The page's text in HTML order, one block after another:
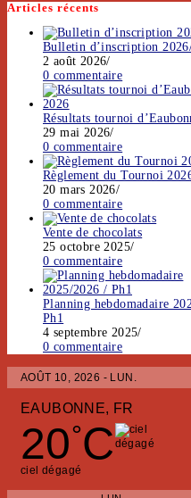
Articles récents
Bulletin d’inscription
2 août 2026/
0 commentaire
Résultats tournoi
29 mai 2026/
0 commentaire
Règlement du Tournoi
20 mars 2026/
0 commentaire
Vente de chocolats
25 octobre 2025/
0 commentaire
Planning hebdomadaire
Ph1
4 septembre 2025/
0 commentaire
AOÛT 10, 2026 - LUN.
EAUBONNE, FR
20°C
ciel dégagé